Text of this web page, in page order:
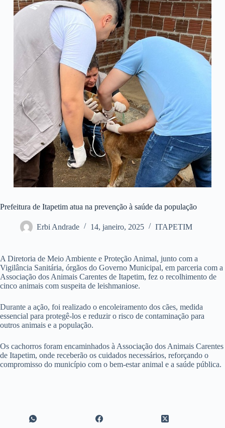
Prefeitura de Itapetim atua na prevenção à saúde da população
Erbi Andrade 14, janeiro, 2025 ITAPETIM
A Diretoria de Meio Ambiente e Proteção Animal, junto com a
Vigilância Sanitária, órgãos do Governo Municipal, em parceria com a
Associação dos Animais Carentes de Itapetim, fez o recolhimento de
cinco animais com suspeita de leishmaniose.
Durante a ação, foi realizado o encoleiramento dos cães, medida
essencial para protegê-los e reduzir o risco de contaminação para
outros animais e a população.
Os cachorros foram encaminhados à Associação dos Animais Carentes
de Itapetim, onde receberão os cuidados necessários, reforçando o
compromisso do município com o bem-estar animal e a saúde pública.